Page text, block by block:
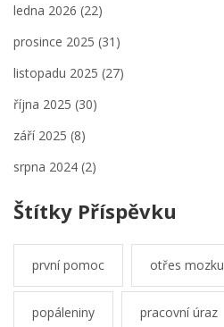
ledna 2026 (22)
prosince 2025 (31)
listopadu 2025 (27)
října 2025 (30)
září 2025 (8)
srpna 2024 (2)
Štítky Příspěvku
první pomoc otřes mozku
popáleniny pracovní úraz